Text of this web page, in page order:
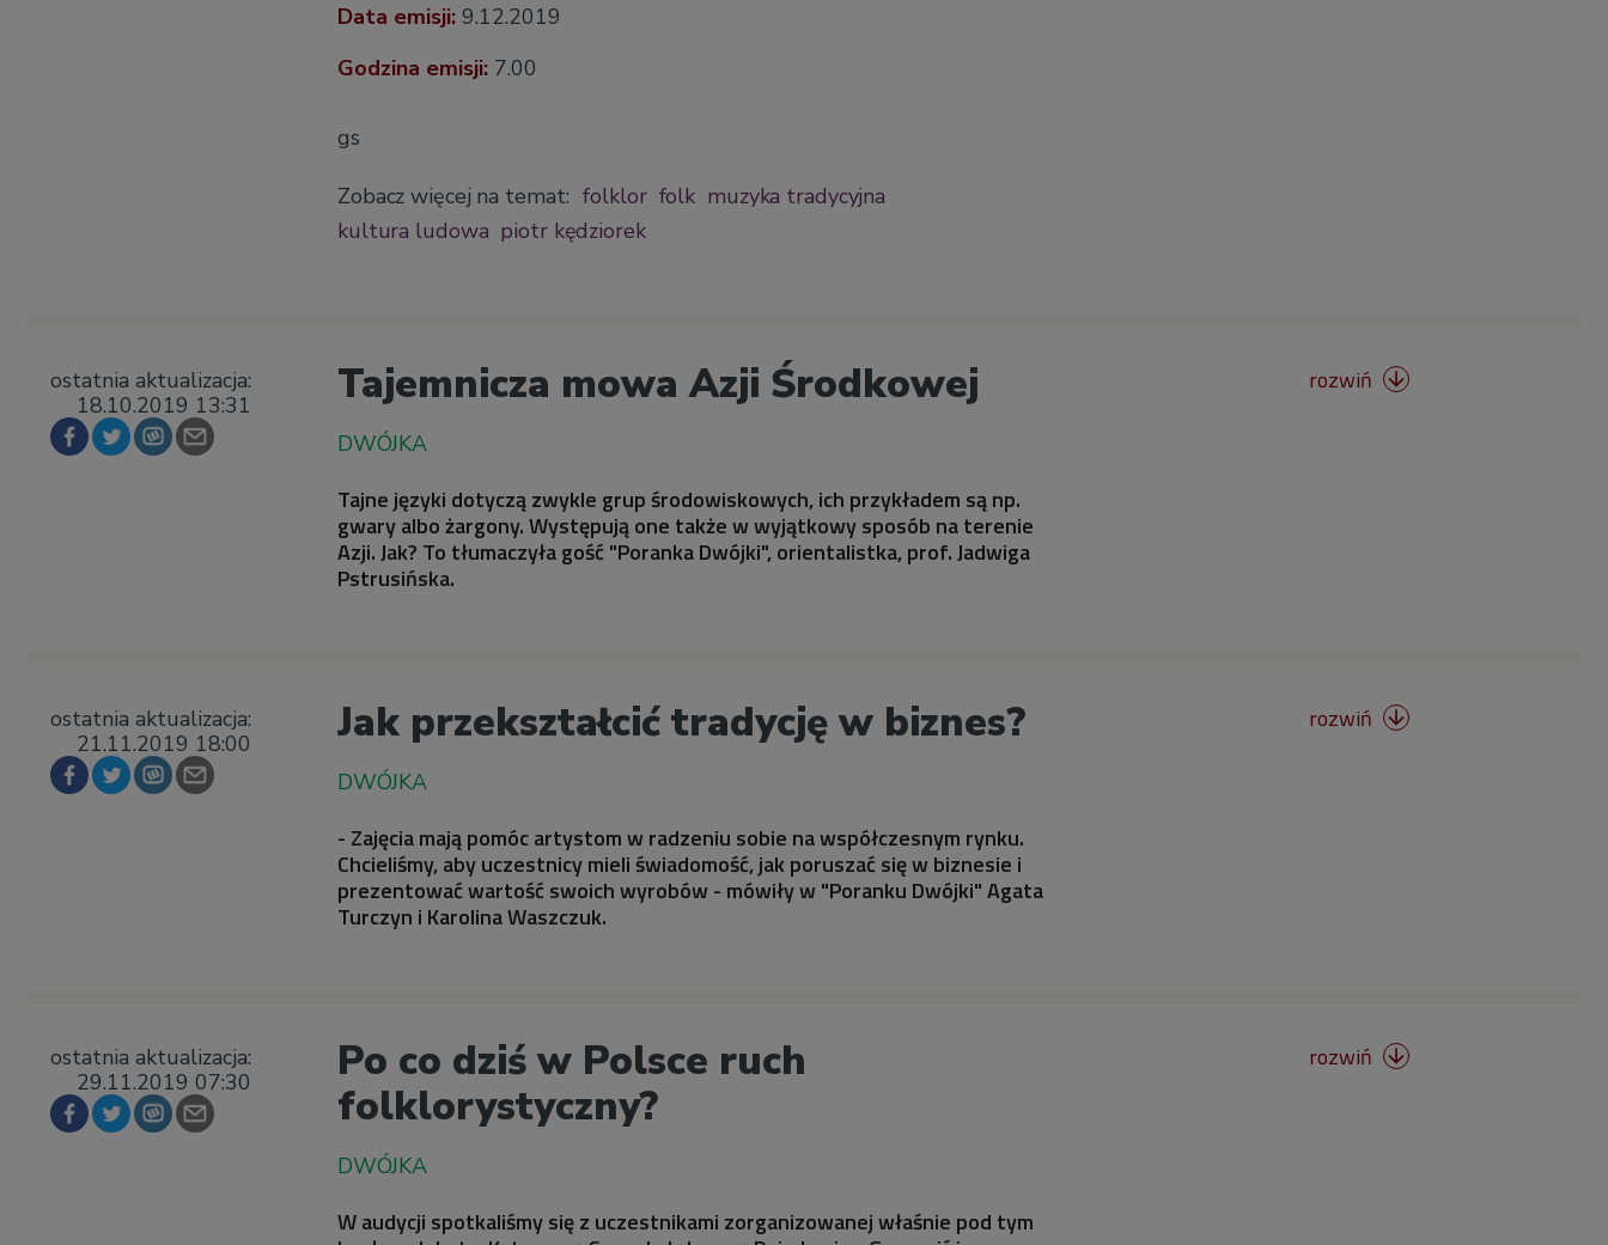
Data emisji: 9.12.2019
Godzina emisji: 7.00
gs
Zobacz więcej na temat: folklor folk muzyka tradycyjna
kultura ludowa piotr kędziorek
Tajemnicza mowa Azji Środkowej
ostatnia aktualizacja:
18.10.2019 13:31
Tajne języki dotyczą zwykle grup środowiskowych, ich przykładem są np.
gwary albo żargony. Występują one także w wyjątkowy sposób na terenie
Azji. Jak? To tłumaczyła gość "Poranka Dwójki", orientalistka, prof. Jadwiga
Pstrusińska.
rozwiń 
Jak przekształcić tradycję w biznes?
ostatnia aktualizacja:
21.11.2019 18:00
- Zajęcia mają pomóc artystom w radzeniu sobie na współczesnym rynku.
Chcieliśmy, aby uczestnicy mieli świadomość, jak poruszać się w biznesie i
prezentować wartość swoich wyrobów - mówiły w "Poranku Dwójki" Agata
Turczyn i Karolina Waszczuk.
rozwiń 
Po co dziś w Polsce ruch
folklorystyczny?
ostatnia aktualizacja:
29.11.2019 07:30
W audycji spotkaliśmy się z uczestnikami zorganizowanej właśnie pod tym
rozwiń 